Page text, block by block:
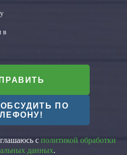
в
ПО
с политикой обработки
данных.